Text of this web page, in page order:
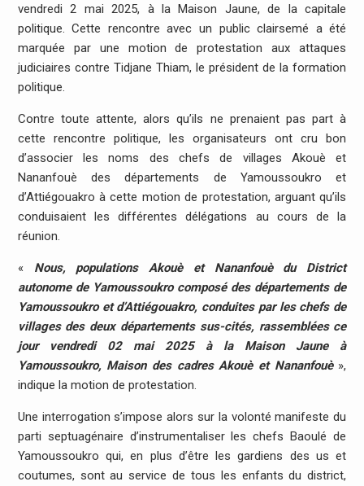
vendredi 2 mai 2025, à la Maison Jaune, de la capitale
politique. Cette rencontre avec un public clairsemé a été
marquée par une motion de protestation aux attaques
judiciaires contre Tidjane Thiam, le président de la formation
politique.
Contre toute attente, alors qu’ils ne prenaient pas part à
cette rencontre politique, les organisateurs ont cru bon
d’associer les noms des chefs de villages Akouè et
Nananfouè des départements de Yamoussoukro et
d’Attiégouakro à cette motion de protestation, arguant qu’ils
conduisaient les différentes délégations au cours de la
réunion.
« Nous, populations Akouè et Nananfouè du District
autonome de Yamoussoukro composé des départements de
Yamoussoukro et d’Attiégouakro, conduites par les chefs de
villages des deux départements sus-cités, rassemblées ce
jour vendredi 02 mai 2025 à la Maison Jaune à
Yamoussoukro, Maison des cadres Akouè et Nananfouè»,
indique la motion de protestation.
Une interrogation s’impose alors sur la volonté manifeste du
parti septuagénaire d’instrumentaliser les chefs Baoulé de
Yamoussoukro qui, en plus d’être les gardiens des us et
coutumes, sont au service de tous les enfants du district,